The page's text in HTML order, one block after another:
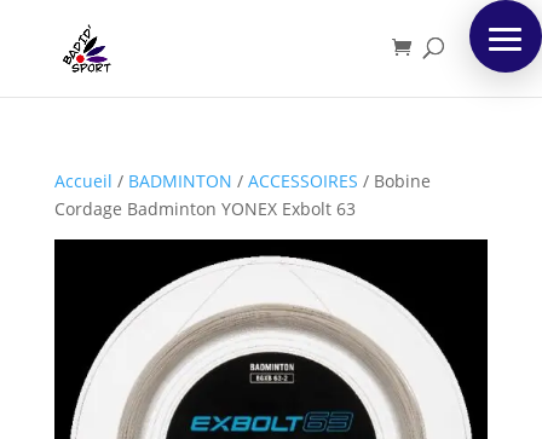
Accueil / BADMINTON / ACCESSOIRES / Bobine
Cordage Badminton YONEX Exbolt 63